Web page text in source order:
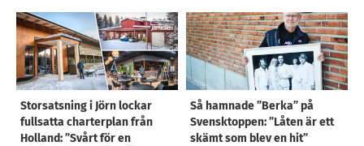
Storsatsning i Jörn lockar
fullsatta charterplan från
Holland: ”Svårt för en
Så hamnade ”Berka” på
Svensktoppen: ”Låten är ett
skämt som blev en hit”